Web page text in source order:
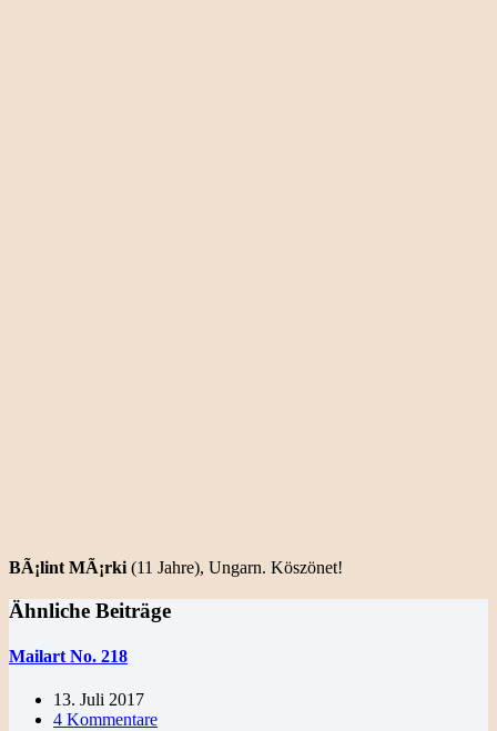
BÃ¡lint MÃ¡rki (11 Jahre), Ungarn. Köszönet!
Ähnliche Beiträge
Mailart No. 218
13. Juli 2017
4 Kommentare